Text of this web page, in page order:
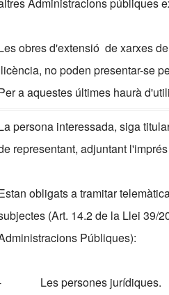
obres d'extensió de xarxes
no poden presentar-se
a aquestes últimes haurà
persona interessada, siga
representant, adjuntant
obligats a tramitar
(Art. 14.2 de la Llei 39/
Públiques):
Les persones jurídiques.